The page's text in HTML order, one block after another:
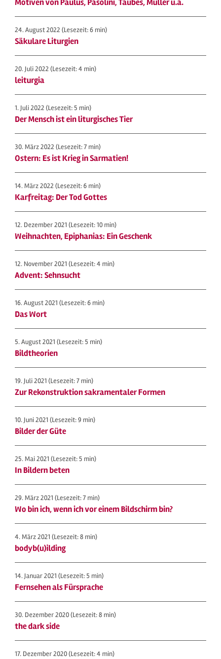
Motiven von Paulus, Pasolini, Taubes, Müller u.a.
24. August 2022 (Lesezeit: 6 min)
Säkulare Liturgien
20. Juli 2022 (Lesezeit: 4 min)
leiturgia
1. Juli 2022 (Lesezeit: 5 min)
Der Mensch ist ein liturgisches Tier
30. März 2022 (Lesezeit: 7 min)
Ostern: Es ist Krieg in Sarmatien!
14. März 2022 (Lesezeit: 6 min)
Karfreitag: Der Tod Gottes
12. Dezember 2021 (Lesezeit: 10 min)
Weihnachten, Epiphanias: Ein Geschenk
12. November 2021 (Lesezeit: 4 min)
Advent: Sehnsucht
16. August 2021 (Lesezeit: 6 min)
Das Wort
5. August 2021 (Lesezeit: 5 min)
Bildtheorien
19. Juli 2021 (Lesezeit: 7 min)
Zur Rekonstruktion sakramentaler Formen
10. Juni 2021 (Lesezeit: 9 min)
Bilder der Güte
25. Mai 2021 (Lesezeit: 5 min)
In Bildern beten
29. März 2021 (Lesezeit: 7 min)
Wo bin ich, wenn ich vor einem Bildschirm bin?
4. März 2021 (Lesezeit: 8 min)
bodyb(u)ilding
14. Januar 2021 (Lesezeit: 5 min)
Fernsehen als Fürsprache
30. Dezember 2020(Lesezeit: 8 min)
the dark side
17. Dezember 2020(Lesezeit: 4 min)